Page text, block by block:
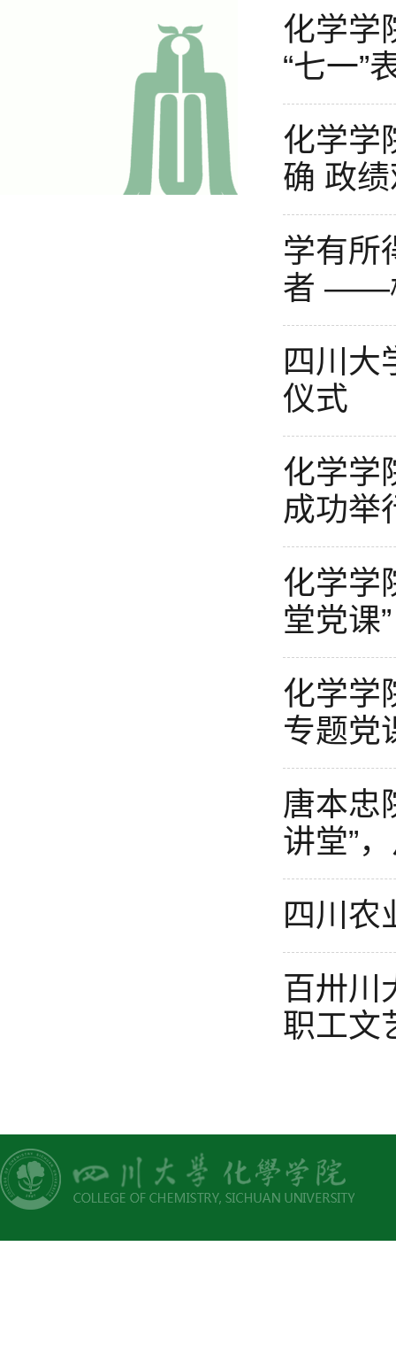
化学学
“七一”
化学学
确 政
学有所
者 ——
四川大
仪式
化学学
成功举
化学学
堂党课”
化学学
专题党
唐本忠
讲堂”
四川农
百卅川
职工文